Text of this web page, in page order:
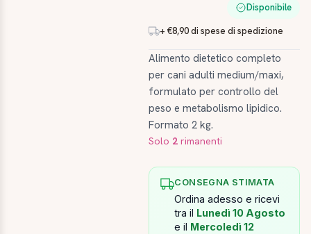
Disponibile
+ €8,90 di spese di spedizione
Alimento dietetico completo
per cani adulti medium/maxi,
formulato per controllo del
peso e metabolismo lipidico.
Formato 2 kg.
Solo 2 rimanenti
CONSEGNA STIMATA
Ordina adesso e ricevi
tra il Lunedì 10 Agosto
e il Mercoledì 12